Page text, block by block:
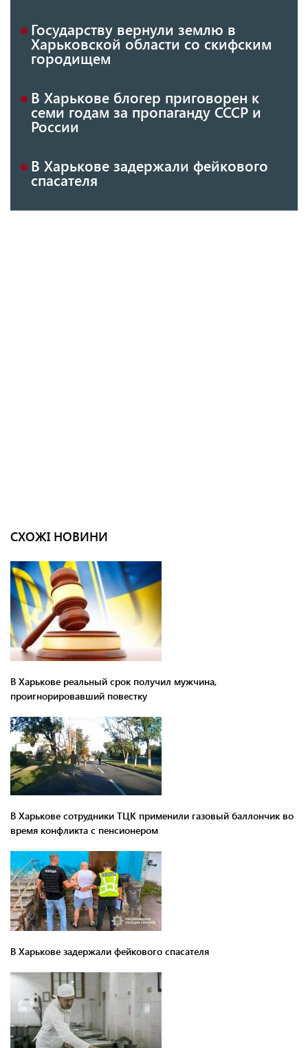
Государству вернули землю в
Харьковской области со скифским
городищем
В Харькове блогер приговорен к
семи годам за пропаганду СССР и
России
В Харькове задержали фейкового
спасателя
СХОЖІ НОВИНИ
В Харькове реальный срок получил мужчина,
проигнорировавший повестку
В Харькове сотрудники ТЦК применили газовый баллончик во
время конфликта с пенсионером
В Харькове задержали фейкового спасателя